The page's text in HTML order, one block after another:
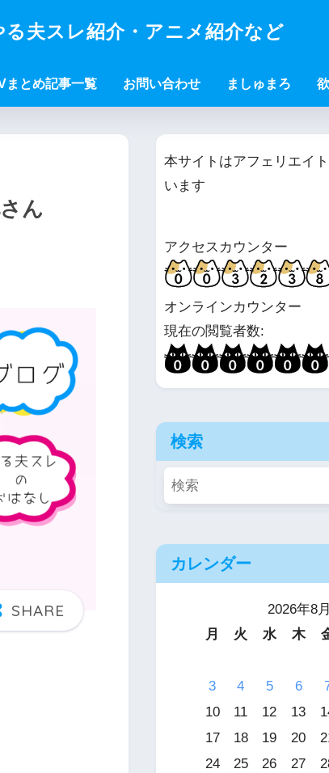
夫スレ紹介・アニメ紹介など
まとめ記事一覧 お問い合わせ ましゅまろ
ん
本サイトはアフェリエイ
います
アクセスカウンター
オンラインカウンター
現在の閲覧者数:
検索
カレンダー
2026年8月
月
火 水 木
3
4 5 6
10
11 12 13
17
18 19 20
24
25 26 27